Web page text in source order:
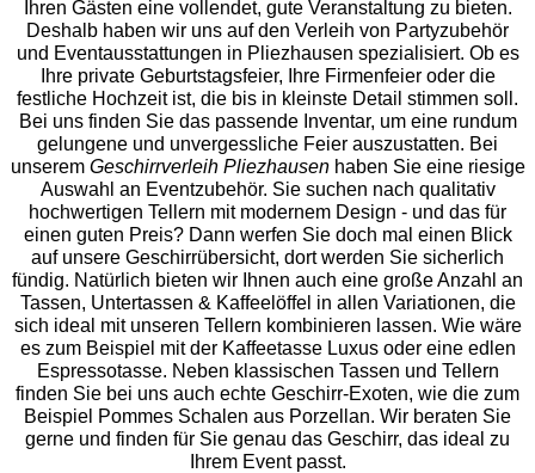
Ihren Gästen eine vollendet, gute Veranstaltung zu bieten.
Deshalb haben wir uns auf den Verleih von Partyzubehör
und Eventausstattungen in Pliezhausen spezialisiert. Ob es
Ihre private Geburtstagsfeier, Ihre Firmenfeier oder die
festliche Hochzeit ist, die bis in kleinste Detail stimmen soll.
Bei uns finden Sie das passende Inventar, um eine rundum
gelungene und unvergess liche Feier auszustatten. Bei
unserem Geschirrverleih Pliezhausenhaben Sie eine riesige
Auswahl an Eventzubehör. Sie suchen nach qualitativ
hochwertigen Tellern mit modernem Design - und das für
einen guten Preis? Dann werfen Sie doch mal einen Blick
auf unsere Geschirrübersicht, dort werden Sie sicherlich
fündig. Natürlich bieten wir Ihnen auch eine große Anzahl an
Tassen, Untertassen & Kaffeelöffel in allen Variationen, die
sich ideal mit unseren Tellern kombinieren lassen. Wie wäre
es zum Beispiel mit der Kaffeetasse Luxus oder eine edlen
Espressotasse. Neben klassischen Tassen und Tellern
finden Sie bei uns auch echte Geschirr-Exoten, wie die zum
Beispiel Pommes Schalen aus Porzellan. Wir beraten Sie
gerne und finden für Sie genau das Geschirr, das ideal zu
Ihrem Event passt.